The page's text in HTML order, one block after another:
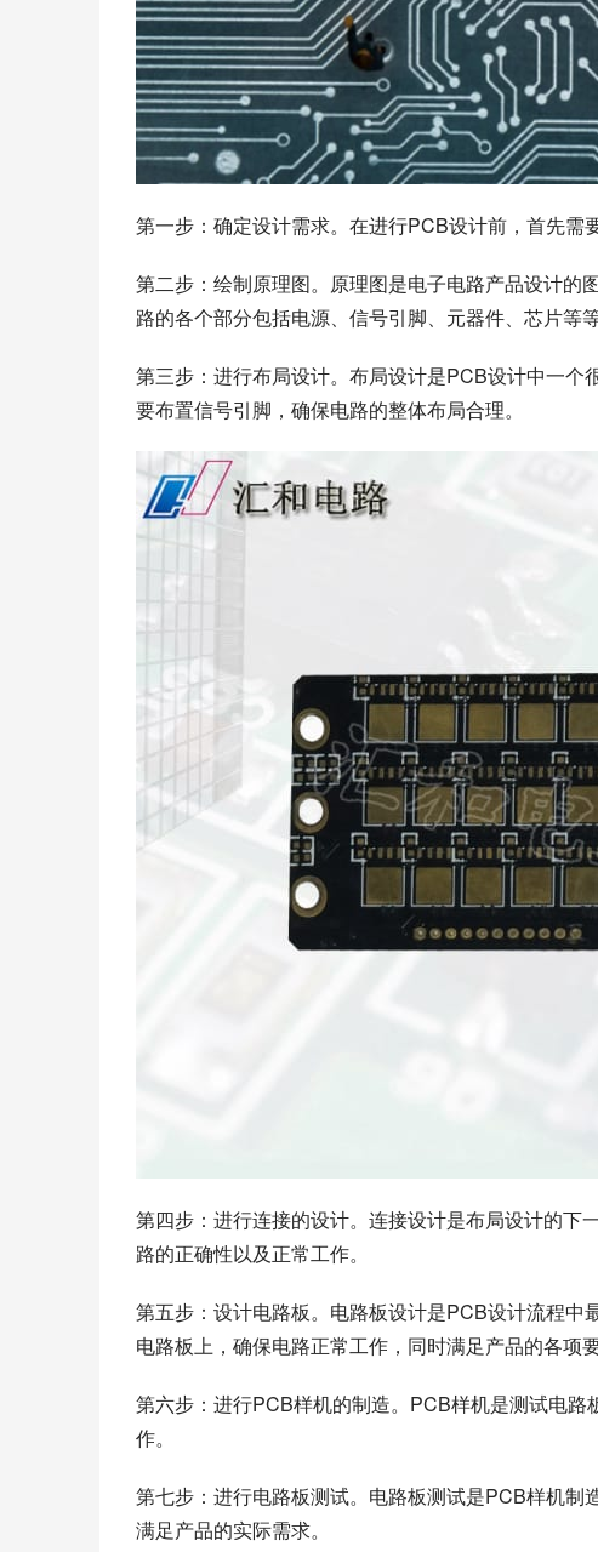
第一步：确定设计需求。在进行PCB设计前，首先需
第二步：绘制原理图。原理图是电子电路产品设计
路的各个部分包括电源、信号引脚、元器件、芯片等等
第三步：进行布局设计。布局设计是PCB设计中一
要布置信号引脚，确保电路的整体布局合理。
第四步：进行连接的设计。连接设计是布局设计的下
路的正确性以及正常工作。
第五步：设计电路板。电路板设计是PCB设计流程
电路板上，确保电路正常工作，同时满足产品的各项要
第六步：进行PCB样机的制造。PCB样机是测试电
作。
第七步：进行电路板测试。电路板测试是PCB样机
满足产品的实际需求。